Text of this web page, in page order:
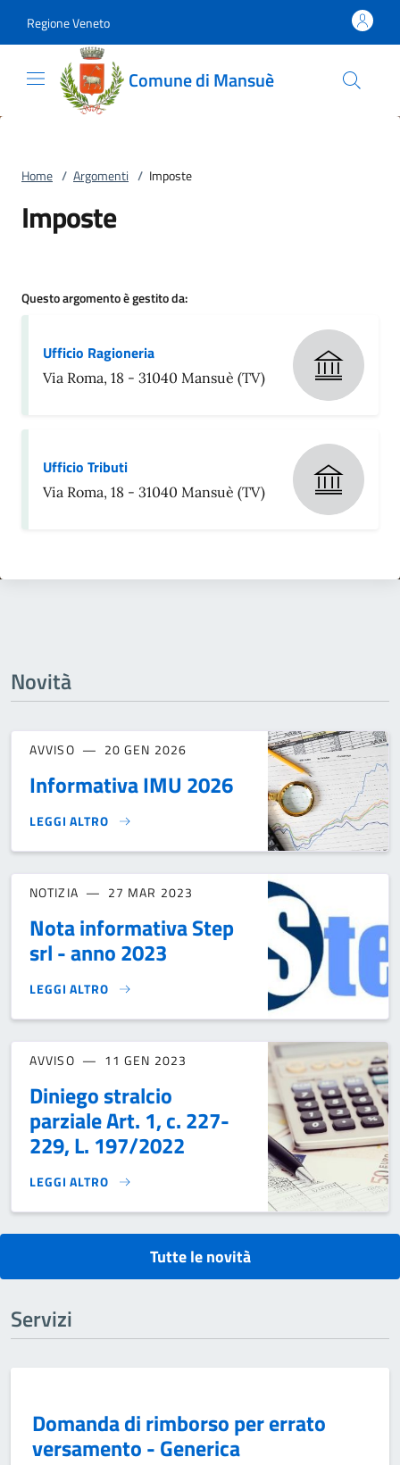
Regione Veneto
Comune di Mansuè
Home / Argomenti / Imposte
Imposte
Questo argomento è gestito da:
Ufficio Ragioneria
Via Roma, 18 - 31040 Mansuè (TV)
Ufficio Tributi
Via Roma, 18 - 31040 Mansuè (TV)
Novità
AVVISO 20 GEN 2026
Informativa IMU 2026
LEGGI ALTRO
INFORMATIVA IMU 2026}
NOTIZIA 27 MAR 2023
Nota informativa Step
srl - anno 2023
LEGGI ALTRO
NOTA INFORMATIVA STEP SRL - ANNO 2023}
AVVISO 11 GEN 2023
Diniego stralcio
parziale Art. 1, c. 227-
229, L. 197/2022
LEGGI ALTRO
DINIEGO STRALCIO PARZIALE ART. 1, C. 227-229, L. 197/
Tutte le novità
Servizi
Domanda di rimborso per errato
versamento - Generica